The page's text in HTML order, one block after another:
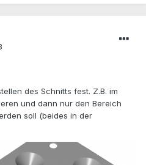
des Schnitts fest. Z.B. im
und dann nur den Bereich
soll (beides in der